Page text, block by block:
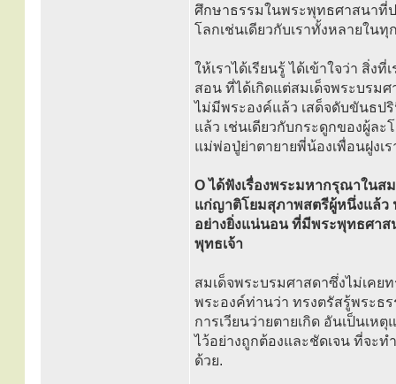
ศึกษาธรรมในพระพุทธศาสนาที่
โลกเช่นเดียวกับเราทั้งหลายใน
ให้เราได้เรียนรู้ ได้เข้าใจว่า สิ่
สอน ที่ได้เกิดแต่สมเด็จพระบรม
ไม่มีพระองค์แล้ว เสด็จดับขันธป
แล้ว เช่นเดียวกับกระดูกของผู้ล
แม่พ่อปู่ย่าตายายพี่น้องเพื่อนฝูงเ
O ได้ฟังเรื่องพระมหากรุณาใน
แก่ญาติโยมสุภาพสตรีผู้หนึ่งแล้ว
อย่างยิ่งแน่นอน ที่มีพระพุทธศาส
พุทธเจ้า
สมเด็จพระบรมศาสดาซึ่งไม่เค
พระองค์ท่านว่า ทรงตรัสรู้พระธ
การเวียนว่ายตายเกิด อันเป็นเ
ไว้อย่างถูกต้องและชัดเจน ที่จะ
ด้วย.